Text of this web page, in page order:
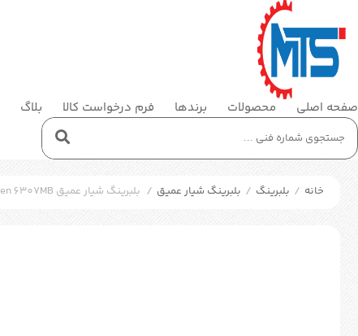
صفحه اصلی محصولات برندها فرم درخواست کالا بلاگ
خانه / بلبرینگ / بلبرینگ شیار عمیق / بلبرینگ شیار عمیق Timken 6307MB